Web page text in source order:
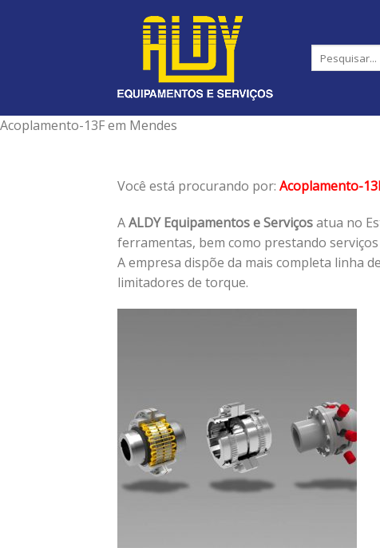
Acoplamento-13F em Mendes
Você está procurando por: Acoplamento-
AALDY Equipamentos e Serviçosatua no
ferramentas, bem como prestando
A empresa dispõe da mais completa linha de
limitadores de torque.